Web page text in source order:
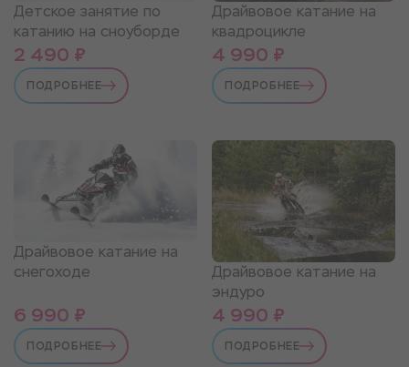
Детское занятие по
катанию на сноуборде
2 490 ₽
ПОДРОБНЕЕ
Драйвовое катание на
квадроцикле
4 990 ₽
ПОДРОБНЕЕ
Драйвовое катание на
снегоходе
6 990 ₽
ПОДРОБНЕЕ
Драйвовое катание на
эндуро
4 990 ₽
ПОДРОБНЕЕ